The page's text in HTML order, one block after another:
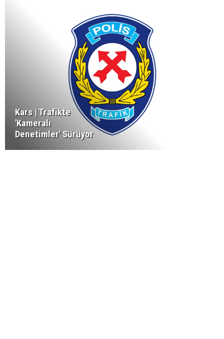
Kars | Trafikte
'Kameralı
Denetimler' Sürüyor